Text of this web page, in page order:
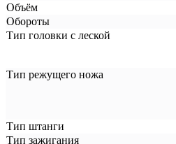
Объём
Обороты
Тип головки с леской
Тип режущего ножа
Тип штанги
Тип зажигания